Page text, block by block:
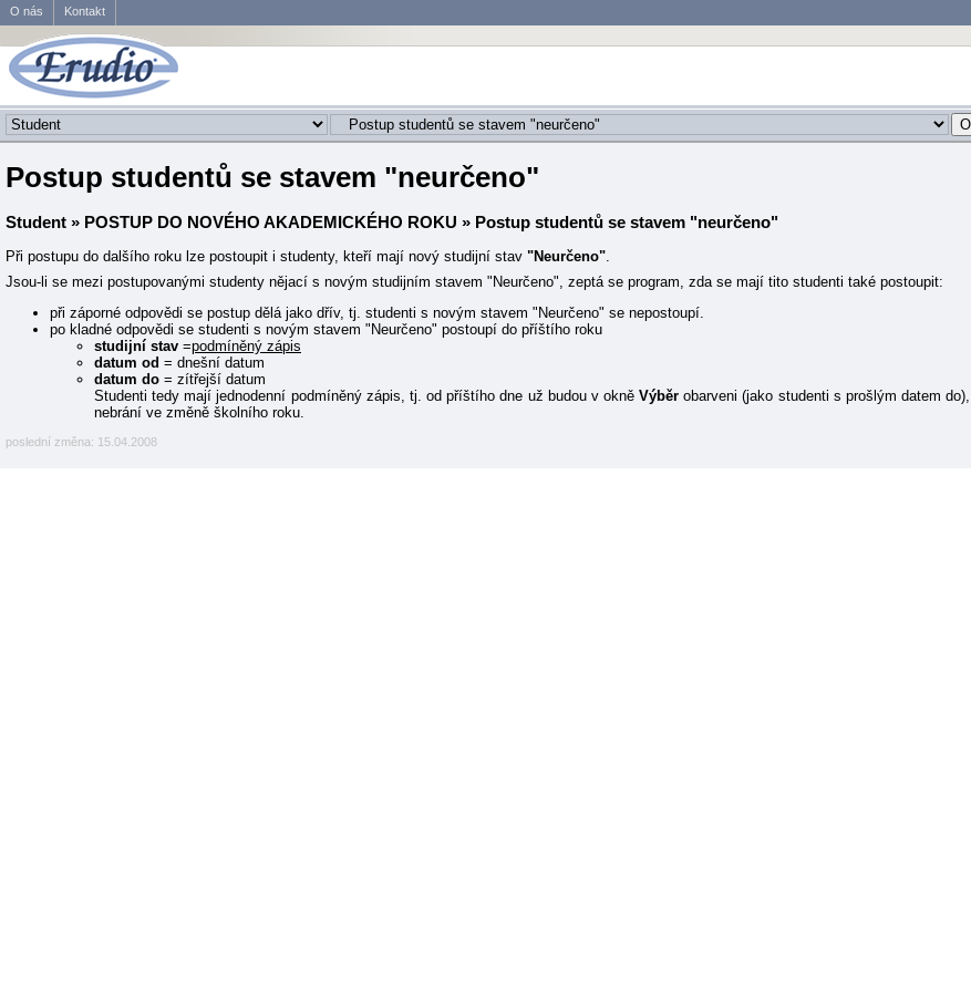
O nás Kontakt
Postup studentů se stavem "neurčeno"
Student » POSTUP DO NOVÉHO AKADEMICKÉHO ROKU » Postup studentů se stavem "neurčeno"
Při postupu do dalšího roku lze postoupit i studenty, kteří mají nový studijní stav "Neurčeno".
Jsou-li se mezi postupovanými studenty nějací s novým studijním stavem "Neurčeno", zeptá se program, zda se mají tito studenti také postoupit:
při záporné odpovědi se postup dělá jako dřív, tj. studenti s novým stavem "Neurčeno" se nepostoupí.
po kladné odpovědi se studenti s novým stavem "Neurčeno" postoupí do příštího roku
studijní stav =podmíněný zápis
datum od = dnešní datum
datum do = zítřejší datum
Studenti tedy mají jednodenní podmíněný zápis, tj. od příštího dne už budou v okněVýběr obarveni (jako studenti s prošlým datem
nebrání ve změně školního roku.
poslední změna: 15.04.2008